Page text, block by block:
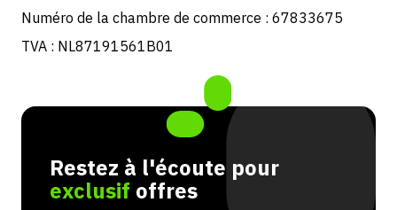
Numéro de la chambre de commerce : 67833675
TVA : NL87191561B01
Restez à l'écoute pour
exclusif offres